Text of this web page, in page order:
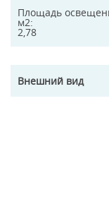
Площадь
м2
2,78
Внешний вид